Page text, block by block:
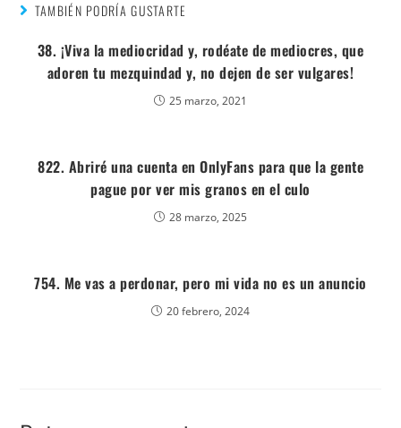
TAMBIÉN PODRÍA GUSTARTE
38. ¡Viva la mediocridad y, rodéate de mediocres, que
adoren tu mezquindad y, no dejen de ser vulgares!
25 marzo, 2021
822. Abriré una cuenta en OnlyFans para que la gente
pague por ver mis granos en el culo
28 marzo, 2025
754. Me vas a perdonar, pero mi vida no es un anuncio
20 febrero, 2024